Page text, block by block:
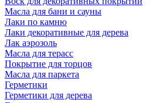
Масла для бани и сауны
Лаки по камню
Лаки декоративные для дерева
Лак аэрозоль
Масла для терасс
Покрытие для торцов
Масла для паркета
Герметики
Герметики для дерева